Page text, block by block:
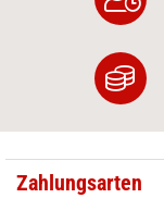
Zahlungsarten